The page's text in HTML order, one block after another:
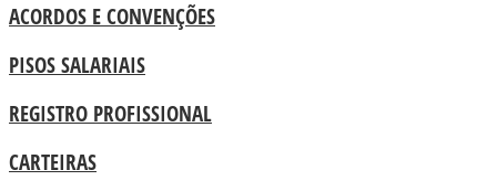
ACORDOS E CONVENÇÕES
PISOS SALARIAIS
REGISTRO PROFISSIONAL
CARTEIRAS